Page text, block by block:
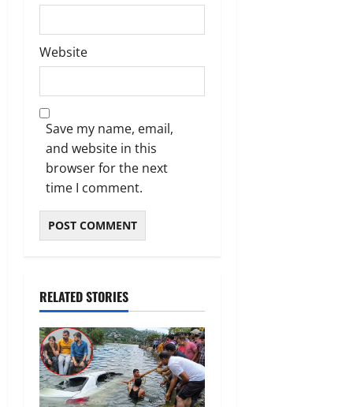
Website
Save my name, email,
and website in this
browser for the next
time I comment.
RELATED STORIES